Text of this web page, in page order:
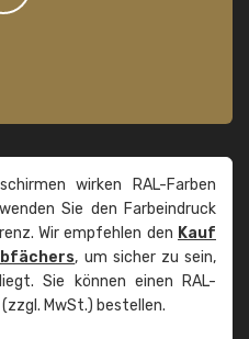
wirken RAL-Farben
Sie den Farbeindruck
Wir empfehlen den Kauf
, um sicher zu sein,
Sie können einen RAL-
(zzgl. MwSt.) bestellen.